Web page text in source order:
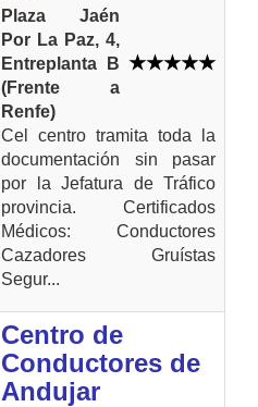
Plaza Jaén
Por La Paz, 4,
Entreplanta B
(Frente a
Renfe)
Cel centro tramita toda la
documentación sin pasar
por la Jefatura de Tráfico
provincia. Certificados
Médicos: Conductores
Cazadores Gruístas
Segur...
Centro de
Conductores de
Andujar